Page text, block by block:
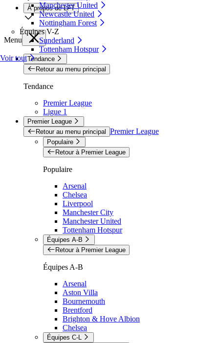
Manchester United
Newcastle United
Nottingham Forest
Équipes V-Z
Sunderland
Tottenham Hotspur
Voir tout
À propos de LFT
Menu
Tendance
Retour au menu principal
Tendance
Premier League
Ligue 1
Premier League
Retour au menu principal Premier League
Populaire
Retour à Premier League
Populaire
Arsenal
Chelsea
Liverpool
Manchester City
Manchester United
Tottenham Hotspur
Équipes A-B
Retour à Premier League
Équipes A-B
Arsenal
Aston Villa
Bournemouth
Brentford
Brighton & Hove Albion
Chelsea
Équipes C-L